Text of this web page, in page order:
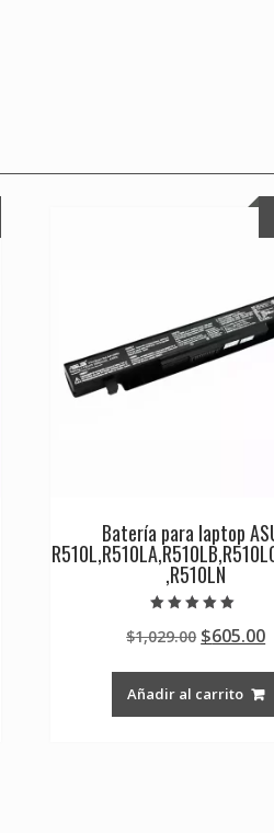
Batería para laptop
,R510LN
5.00
de 5
$1,029.00 Original
was:
$1,029.00.
$605.00
Añadir al carrito